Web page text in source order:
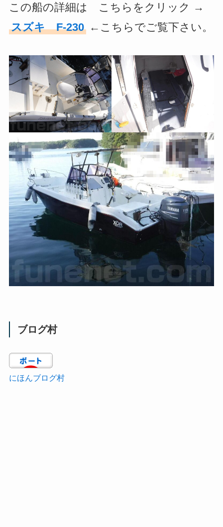
この船の詳細は こちらをクリック →
スズキ F-230←こちらでご覧下さい。
ブログ村
にほんブログ村